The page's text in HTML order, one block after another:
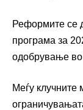
Реформите се
програма за
одобрување во
Меѓу клучните